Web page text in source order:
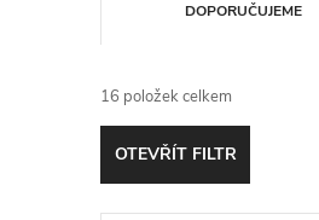
a
z
e
DOPORUČUJEME
16 položek celkem
OTEVŘÍT FILTR